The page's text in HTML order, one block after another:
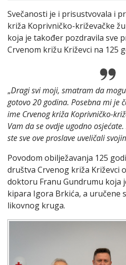
Svečanosti je i prisustvovala i
križa Koprivničko-križevačke
koja je također pozdravila sve
Crvenom križu Križevci na 125
„Dragi svi moji, smatram da
gotovo 20 godina. Posebna mi je
ime Crvenog križa Koprivničko-
Vam da se ovdje ugodno
ste sve ove proslave uveličali
Povodom obilježavanja 125
društva Crvenog križa Križevci
doktoru Franu Gundrumu koja
kipara Igora Brkića, a uručene
likovnog kruga.